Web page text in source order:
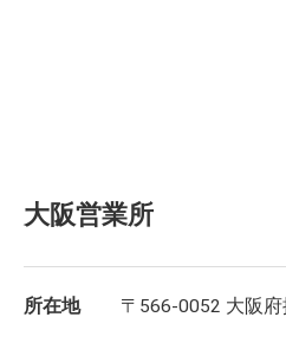
大阪営業所
所在地 〒566-0052 大阪